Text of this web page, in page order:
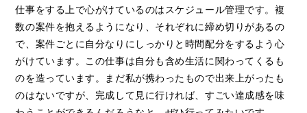
仕事をする上で心がけているのはスケジュール管理です。複
数の案件を抱えるようになり、それぞれに締め切りがあるの
で、案件ごとに自分なりにしっかりと時間配分をするよう心
がけています。この仕事は自分も含め生活に関わってくるも
のを造っています。まだ私が携わったもので出来上がったも
のはないですが、完成して見に行ければ、すごい達成感を味